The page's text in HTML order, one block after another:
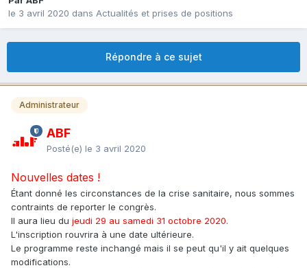
le 3 avril 2020 dans Actualités et prises de positions
Répondre à ce sujet
Administrateur
ABF
Posté(e) le 3 avril 2020
Nouvelles dates !
Étant donné les circonstances de la crise sanitaire, nous sommes
contraints de reporter le congrès.
Il aura lieu du jeudi 29 au samedi 31 octobre 2020.
L'inscription rouvrira à une date ultérieure.
Le programme reste inchangé mais il se peut qu'il y ait quelques
modifications.